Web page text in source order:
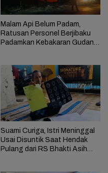
Malam Api Belum Padam,
Ratusan Personel Berjibaku
Padamkan Kebakaran Gudang
Suami Curiga, Istri Meninggal
Usai Disuntik Saat Hendak
Pulang dari RS Bhakti Asih